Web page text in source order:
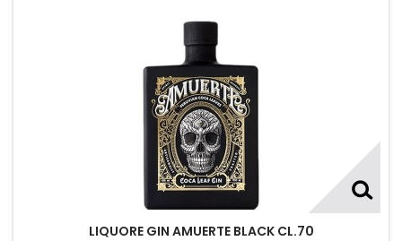
LIQUORE GIN AMUERTE BLACK CL.70